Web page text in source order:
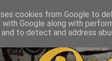
cookies from Google to
with Google along with
to detect and address